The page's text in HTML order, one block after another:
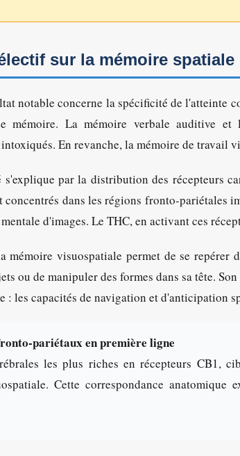
sur la mémoire spatiale
notable concerne la spécificité de l'atteinte
mémoire. La mémoire verbale auditive
En revanche, la mémoire de travail
par la distribution des récepteurs
dans les régions fronto-pariétales
d'images. Le THC, en activant ces
mémoire visuospatiale permet de se repérer
ou de manipuler des formes dans sa tête.
: les capacités de navigation et d'anticipation
pariétaux en première ligne
les plus riches en récepteurs CB1,
Cette correspondance